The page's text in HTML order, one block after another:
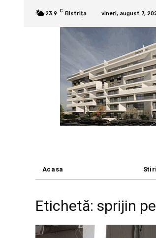
23.9 C Bistrița vineri, august 7,
Acasa Stiri
Etichetă: sprijin